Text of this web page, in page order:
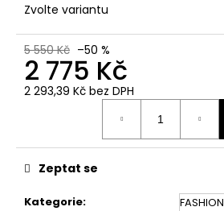
Zvolte variantu
5 550 Kč –50 %
2 775 Kč
2 293,39 Kč bez DPH
Kategorie:
FASHION
Zeptat se
m
e